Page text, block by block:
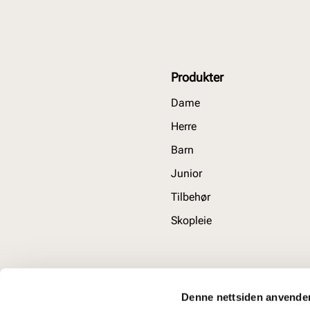
Denne nettsiden
Produkter
Dame
Herre
Barn
Junior
Tilbehør
Skopleie